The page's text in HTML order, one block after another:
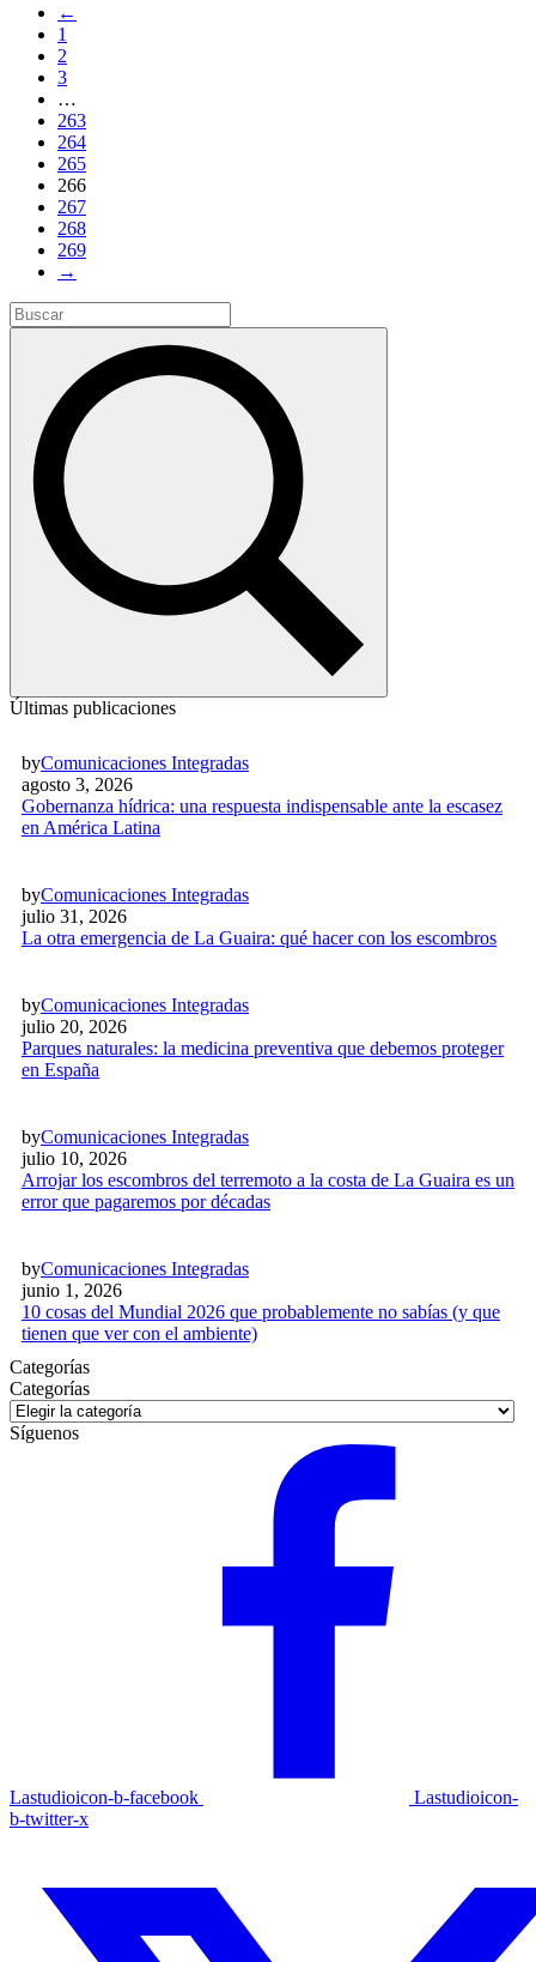
←
1
2
3
…
263
264
265
266
267
268
269
→
Últimas publicaciones
byComunicaciones Integradas
agosto 3, 2026
Gobernanza hídrica: una respuesta indispensable ante la escasez
en América Latina
byComunicaciones Integradas
julio 31, 2026
La otra emergencia de La Guaira: qué hacer con los escombros
byComunicaciones Integradas
julio 20, 2026
Parques naturales: la medicina preventiva que debemos proteger
en España
byComunicaciones Integradas
julio 10, 2026
Arrojar los escombros del terremoto a la costa de La Guaira es un
error que pagaremos por décadas
byComunicaciones Integradas
junio 1, 2026
10 cosas del Mundial 2026 que probablemente no sabías (y que
tienen que ver con el ambiente)
Categorías
Categorías
Categorías
Síguenos
Lastudioicon-b-facebook
Lastudioicon-
b-twitter-x